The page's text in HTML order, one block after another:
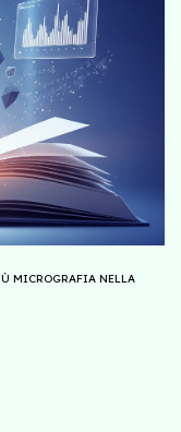
MICROGRAFIA NELLA